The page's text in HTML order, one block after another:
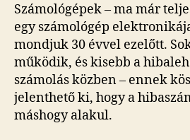
Számológépek – ma már
egy számológép
mondjuk 30 évvel ezelőtt.
működik, és kisebb a
számolás közben – ennek
jelenthető ki, hogy a
máshogy alakul.